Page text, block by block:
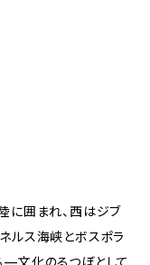
に囲まれ、西はジブ
ルス海峡とボスポラ
—文化のるつぼとして